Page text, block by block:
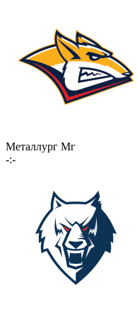
Металлург Мг
-:-